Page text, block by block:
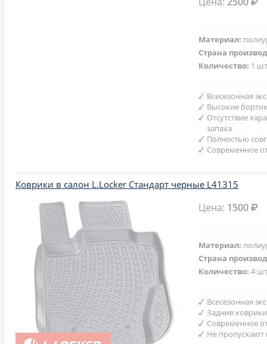
Материал:
Страна
Количество: 1
Всесезонная
Высокие
Отсутствие
запаха
Полностью
Современное
Коврики в салон L.Locker Стандарт черные L41315
Цена: 1500
Материал:
Страна
Количество:4
Всесезонная
Задние
Современное
Не пропускают